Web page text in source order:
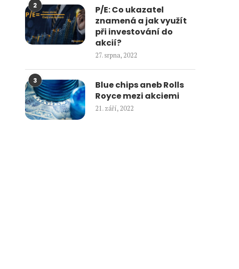
2
P/E: Co ukazatel
znamená a jak využít
při investování do
akcií?
27. srpna, 2022
3
Blue chips aneb Rolls
Royce mezi akciemi
21. září, 2022